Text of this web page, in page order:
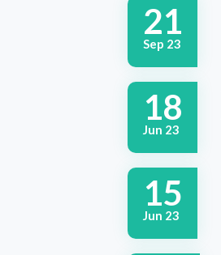
21
Sep 23
18
Jun 23
15
Jun 23